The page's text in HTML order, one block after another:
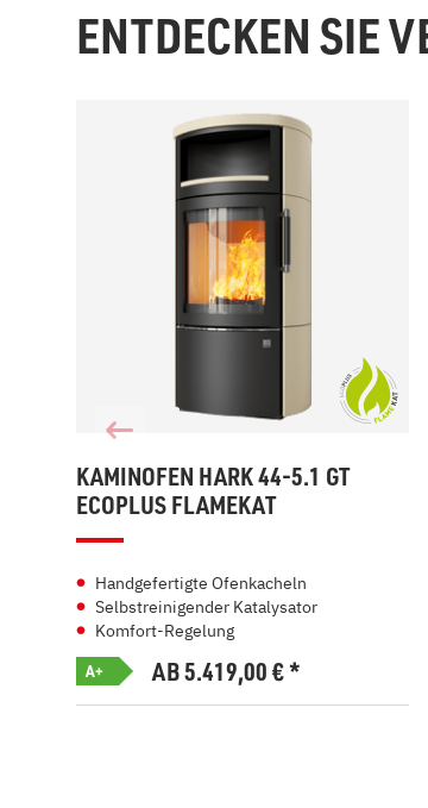
ENTDECKEN SIE
KAMINOFEN HARK 44-5.1 GT
ECOPLUS FLAMEKAT
Handgefertigte Ofenkacheln
Selbstreinigender Katalysator
Komfort-Regelung
A+ AB 5.419,00€*